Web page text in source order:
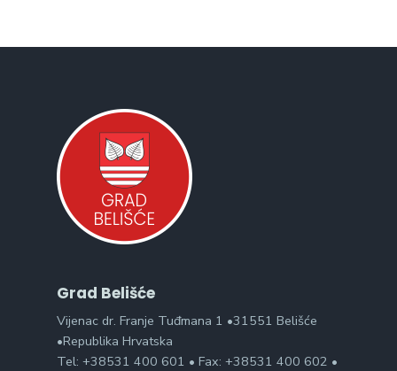
Grad Belišće
Vijenac dr. Franje Tuđmana 1 •31551 Belišće
•Republika Hrvatska
Tel: +38531 400 601 • Fax: +38531 400 602 •